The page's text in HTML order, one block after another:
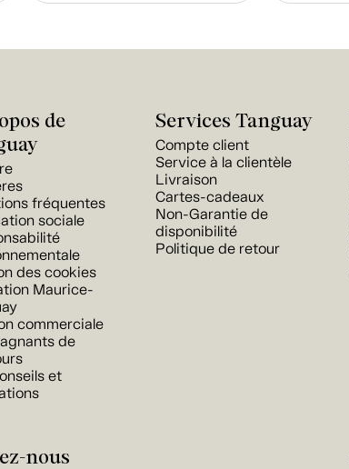
de
fréquentes
sociale
des cookies
Maurice-
commerciale
de
et
Services Tanguay
Compte client
Service à la clientèle
Livraison
Cartes-cadeaux
Non-Garantie de
disponibilité
Politique de retour
nous